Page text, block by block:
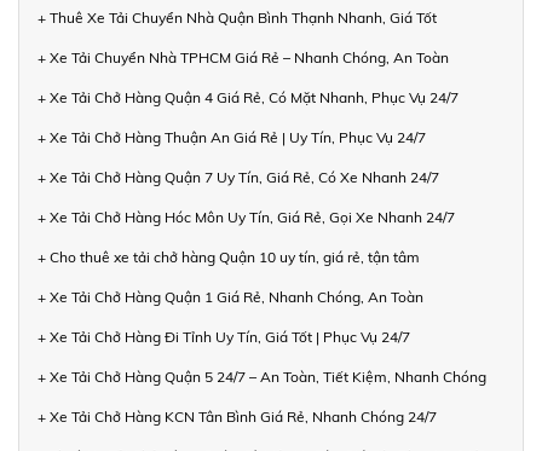
+ Thuê Xe Tải Chuyển Nhà Quận Bình Thạnh Nhanh, Giá Tốt
+ Xe Tải Chuyển Nhà TPHCM Giá Rẻ – Nhanh Chóng, An Toàn
+ Xe Tải Chở Hàng Quận 4 Giá Rẻ, Có Mặt Nhanh, Phục Vụ 24/7
+ Xe Tải Chở Hàng Thuận An Giá Rẻ | Uy Tín, Phục Vụ 24/7
+ Xe Tải Chở Hàng Quận 7 Uy Tín, Giá Rẻ, Có Xe Nhanh 24/7
+ Xe Tải Chở Hàng Hóc Môn Uy Tín, Giá Rẻ, Gọi Xe Nhanh 24/7
+ Cho thuê xe tải chở hàng Quận 10 uy tín, giá rẻ, tận tâm
+ Xe Tải Chở Hàng Quận 1 Giá Rẻ, Nhanh Chóng, An Toàn
+ Xe Tải Chở Hàng Đi Tỉnh Uy Tín, Giá Tốt | Phục Vụ 24/7
+ Xe Tải Chở Hàng Quận 5 24/7 – An Toàn, Tiết Kiệm, Nhanh Chóng
+ Xe Tải Chở Hàng KCN Tân Bình Giá Rẻ, Nhanh Chóng 24/7